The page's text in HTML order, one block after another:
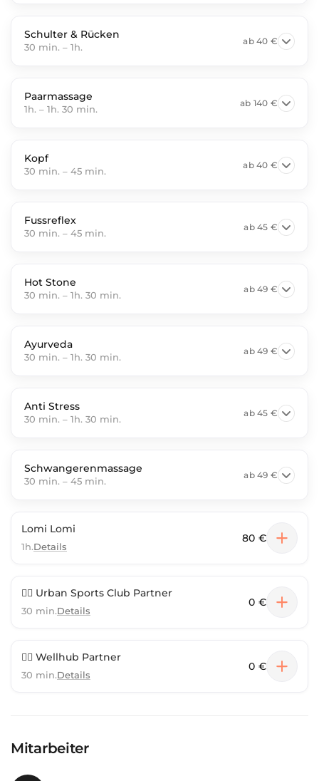
Schulter & Rücken
30 min. – 1h.
ab40 €
Paarmassage
1h. – 1h. 30 min.
ab 140 €
Kopf
30 min. – 45 min.
ab40 €
Fussreflex
30 min. – 45 min.
ab45 €
Hot Stone
30 min. – 1h. 30 min.
ab49 €
Ayurveda
30 min. – 1h. 30 min.
ab49 €
Anti Stress
30 min. – 1h. 30 min.
ab45 €
Schwangerenmassage
30 min. – 45 min.
ab49 €
Lomi Lomi
1h.Details
80 €
🏋️‍♀️ Urban Sports Club Partner
30 min.Details
0 €
🏋️‍♀️ Wellhub Partner
30 min.Details
0 €
Mitarbeiter